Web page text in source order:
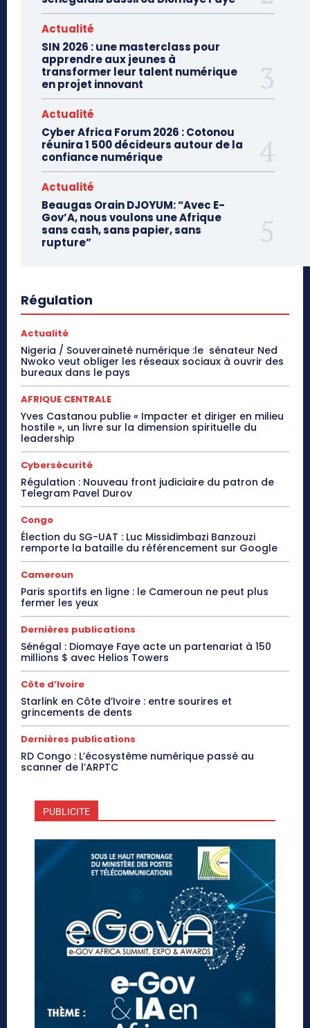
Actualité
SIN 2026 : une masterclass pour
apprendre aux jeunes à
transformer leur talent numérique
en projet innovant
Actualité
Cyber Africa Forum 2026 : Cotonou
réunira 1 500 décideurs autour de la
confiance numérique
Actualité
Beaugas Orain DJOYUM: “Avec E-
Gov’A, nous voulons une Afrique
sans cash, sans papier, sans
rupture”
Régulation
Actualité
Nigeria / Souveraineté numérique :le sénateur Ned
Nwoko veut obliger les réseaux sociaux à ouvrir des
bureaux dans le pays
AFRIQUE CENTRALE
Yves Castanou publie « Impacter et diriger en milieu
hostile », un livre sur la dimension spirituelle du
leadership
Cybersécurité
Régulation : Nouveau front judiciaire du patron de
Telegram Pavel Durov
Congo
Élection du SG-UAT : Luc Missidimbazi Banzouzi
remporte la bataille du référencement sur Google
Cameroun
Paris sportifs en ligne : le Cameroun ne peut plus
fermer les yeux
Dernières publications
Sénégal : Diomaye Faye acte un partenariat à 150
millions $ avec Helios Towers
Côte d’Ivoire
Starlink en Côte d’Ivoire : entre sourires et
grincements de dents
Dernières publications
RD Congo : L’écosystème numérique passé au
scanner de l’ARPTC
PUBLICITE